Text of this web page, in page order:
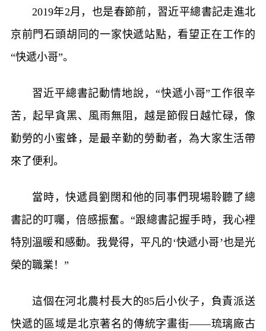
2019年2月，也是春節前，習近平總書記走進北
京前門石頭胡同的一家快遞站點，看望正在工作的
“快遞小哥”。
習近平總書記動情地說，“快遞小哥”工作很辛
苦，起早貪黑、風雨無阻，越是節假日越忙碌，像
勤勞的小蜜蜂，是最辛勤的勞動者，為大家生活帶
來了便利。
當時，快遞員劉闊和他的同事們現場聆聽了總
書記的叮囑，倍感振奮。“跟總書記握手時，我心裡
特別溫暖和感動。我覺得，平凡的‘快遞小哥’也是光
榮的職業！”
這個在河北農村長大的85后小伙子，負責派送
快遞的區域是北京著名的傳統字畫街——琉璃廠古